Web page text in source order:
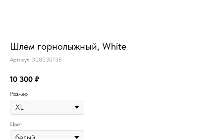
Шлем горнолыжный, White
Артикул: 308030138
10 300 ₽
Размер
Цвет